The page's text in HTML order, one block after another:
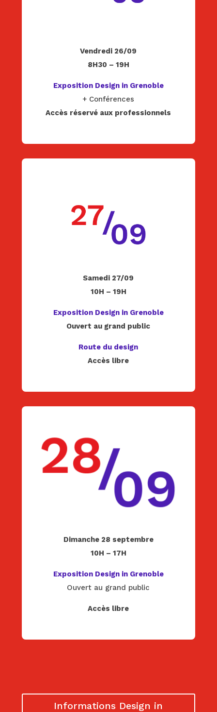
Vendredi 26/09
8H30 – 19H
Exposition Design in Grenoble
+ Conférences
Accès réservé aux professionnels
Samedi 27/09
10H – 19H
Exposition Design in Grenoble
Ouvert au grand public
Route du design
Accès libre
Dimanche 28 septembre
10H – 17H
Exposition Design in Grenoble
Ouvert au grand public
Accès libre
Informations Design in